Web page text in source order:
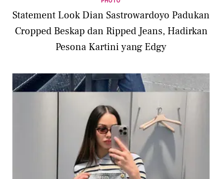
Statement Look Dian Sastrowardoyo Padukan
Cropped Beskap dan Ripped Jeans, Hadirkan
Pesona Kartini yang Edgy